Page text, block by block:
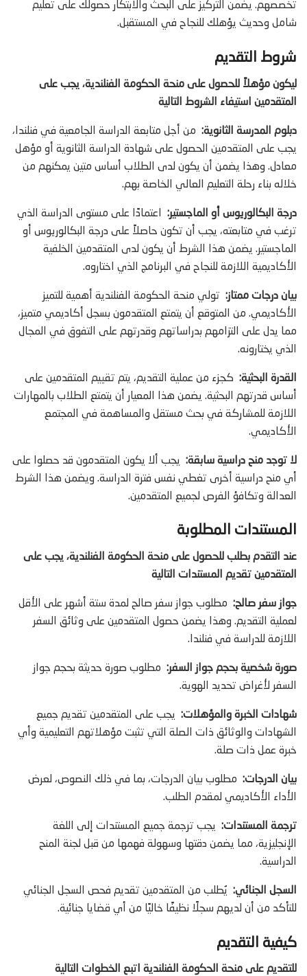
تخصصهم. يضمن التركيز على البحث والابتكار حصولك على تعليم
شامل وحديث يؤهلك للنجاح في المستقبل.
شروط التقديم
ليكون مؤهلاً للحصول على منحة الحكومة الفنلندية، يجب على
المتقدمين استيفاء الشروط التالية
دبلوم المدرسة الثانوية: من أجل متابعة الدراسة الجامعية في فنلندا،
يجب على المتقدمين الحصول على شهادة الدراسة الثانوية أو مؤهل
معادل. وهذا يضمن أن يكون لدى الطلاب أساس متين يمكنهم من
خلاله بناء رحلة التعليم العالي الخاصة بهم.
درجة البكالوريوس أو الماجستير: اعتمادًا على مستوى الدراسة الذي
ترغب في متابعته، يجب أن تكون حاصلاً على درجة البكالوريوس أو
الماجستير. يضمن هذا الشرط أن يكون لدى المتقدمين الخلفية
الأكاديمية اللازمة للنجاح في البرنامج الذي اختاروه.
بيان درجات ممتاز: تولي منحة الحكومة الفنلندية أهمية للتميز
الأكاديمي. من المتوقع أن يتمتع المتقدمون بسجل أكاديمي متميز،
مما يدل على التزامهم بدراساتهم وقدرتهم على التفوق في المجال
الذي يختارونه.
القدرة البحثية: كجزء من عملية التقديم، يتم تقييم المتقدمين على
أساس قدرتهم البحثية. يضمن هذا المعيار أن يتمتع الطلاب بالمهارات
اللازمة للمشاركة في بحث مستقل والمساهمة في المجتمع
الأكاديمي.
لا توجد منح دراسية سابقة: يجب ألا يكون المتقدمون قد حصلوا على
أي منح دراسية أخرى تغطي نفس فترة الدراسة. ويضمن هذا الشرط
العدالة وتكافؤ الفرص لجميع المتقدمين.
المستندات المطلوبة
عند التقدم بطلب للحصول على منحة الحكومة الفنلندية، يجب على
المتقدمين تقديم المستندات التالية
جواز سفر صالح: مطلوب جواز سفر صالح لمدة ستة أشهر على الأقل
لعملية التقديم. وهذا يضمن حصول المتقدمين على وثائق السفر
اللازمة للدراسة في فنلندا.
صورة شخصية بحجم جواز السفر: مطلوب صورة حديثة بحجم جواز
السفر لأغراض تحديد الهوية.
شهادات الخبرة والمؤهلات: يجب على المتقدمين تقديم جميع
الشهادات والوثائق ذات الصلة التي تثبت مؤهلاتهم التعليمية وأي
خبرة عمل ذات صلة.
بيان الدرجات: مطلوب بيان الدرجات، بما في ذلك النصوص، لعرض
الأداء الأكاديمي لمقدم الطلب.
ترجمة المستندات: يجب ترجمة جميع المستندات إلى اللغة
الإنجليزية، مما يضمن دقتها وسهولة فهمها من قبل لجنة المنح
الدراسية.
السجل الجنائي: يُطلب من المتقدمين تقديم فحص السجل الجنائي
للتأكد من أن لديهم سجلًا نظيفًا خاليًا من أي قضايا جنائية.
كيفية التقديم
للتقديم على منحة الحكومة الفنلندية اتبع الخطوات التالية